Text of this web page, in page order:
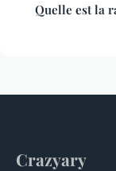
Quelle est la
Crazyary